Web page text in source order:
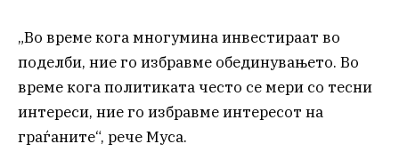
„Во време кога многумина инвестираат во
поделби, ние го избравме обединувањето. Во
време кога политиката често се мери со тесни
интереси, ние го избравме интересот на
граѓаните“, рече Муса.